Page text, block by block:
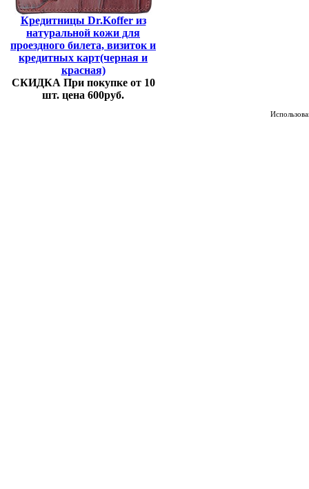
Кредитницы Dr.Koffer из
натуральной кожи для
проездного билета, визиток и
кредитных карт(черная и
красная)
СКИДКА При покупке от 10
шт. цена 600руб.